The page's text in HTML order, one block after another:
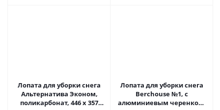
Лопата для уборки снега
Альтернатива Эконом,
поликарбонат, 446 x 357
Лопата для уборки снега
Berchouse №1, с
алюминиевым черенком,